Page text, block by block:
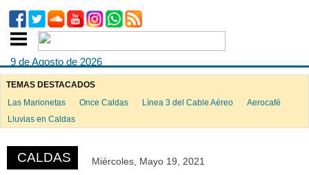
9 de Agosto de 2026
TEMAS DESTACADOS
Las Marionetas
Once Caldas Línea 3 del Cable Aéreo
Aerocafé
Lluvias en Caldas
CALDAS Miércoles, Mayo 19, 2021